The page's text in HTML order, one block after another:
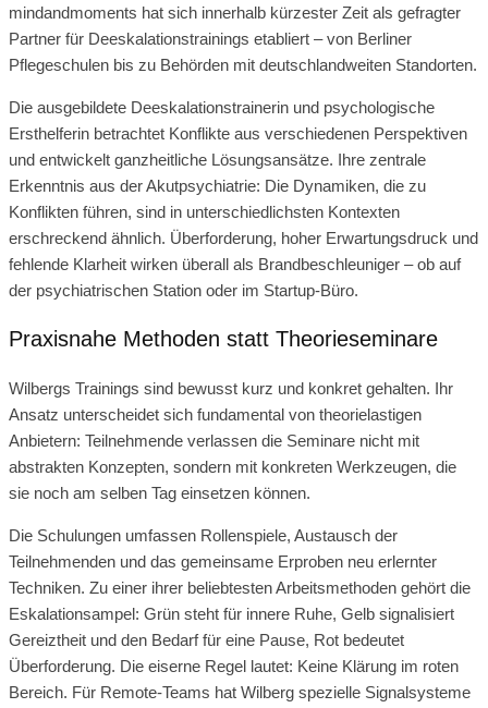
mindandmoments hat sich innerhalb kürzester Zeit als gefragter
Partner für Deeskalationstrainings etabliert – von Berliner
Pflegeschulen bis zu Behörden mit deutschlandweiten Standorten.
Die ausgebildete Deeskalationstrainerin und psychologische
Ersthelferin betrachtet Konflikte aus verschiedenen Perspektiven
und entwickelt ganzheitliche Lösungsansätze. Ihre zentrale
Erkenntnis aus der Akutpsychiatrie: Die Dynamiken, die zu
Konflikten führen, sind in unterschiedlichsten Kontexten
erschreckend ähnlich. Überforderung, hoher Erwartungsdruck und
fehlende Klarheit wirken überall als Brandbeschleuniger – ob auf
der psychiatrischen Station oder im Startup-Büro.
Praxisnahe Methoden statt Theorieseminare
Wilbergs Trainings sind bewusst kurz und konkret gehalten. Ihr
Ansatz unterscheidet sich fundamental von theorielastigen
Anbietern: Teilnehmende verlassen die Seminare nicht mit
abstrakten Konzepten, sondern mit konkreten Werkzeugen, die
sie noch am selben Tag einsetzen können.
Die Schulungen umfassen Rollenspiele, Austausch der
Teilnehmenden und das gemeinsame Erproben neu erlernter
Techniken. Zu einer ihrer beliebtesten Arbeitsmethoden gehört die
Eskalationsampel: Grün steht für innere Ruhe, Gelb signalisiert
Gereiztheit und den Bedarf für eine Pause, Rot bedeutet
Überforderung. Die eiserne Regel lautet: Keine Klärung im roten
Bereich. Für Remote-Teams hat Wilberg spezielle Signalsysteme